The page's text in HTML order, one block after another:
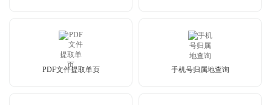
PDF文件提取单页 手机号归属地查询